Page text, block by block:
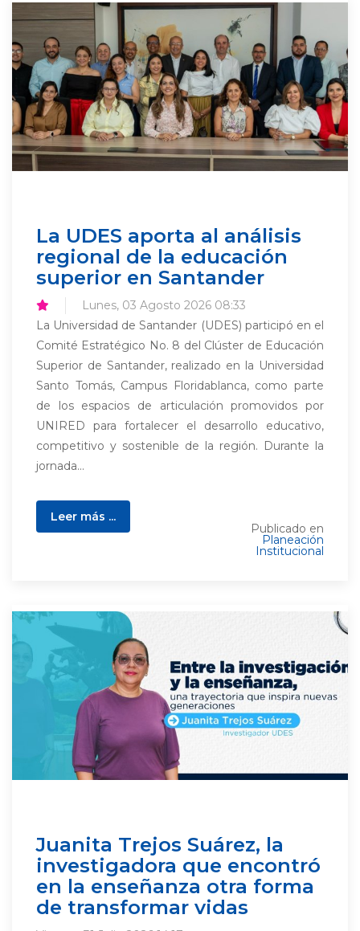
La UDES aporta al análisis
regional de la educación
superior en Santander
Lunes, 03 Agosto 2026 08:33
La Universidad de Santander (UDES) participó en el
Comité Estratégico No. 8 del Clúster de Educación
Superior de Santander, realizado en la Universidad
Santo Tomás, Campus Floridablanca, como parte
de los espacios de articulación promovidos por
UNIRED para fortalecer el desarrollo educativo,
competitivo y sostenible de la región. Durante la
jornada...
Leer más ...
Publicado en
Planeación
Institucional
Juanita Trejos Suárez, la
investigadora que encontró
en la enseñanza otra forma
de transformar vidas